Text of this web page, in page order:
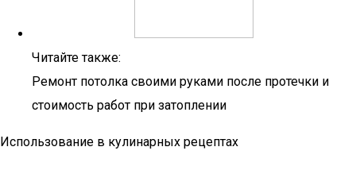
Читайте также:
Ремонт потолка своими руками после протечки и
стоимость работ при затоплении
Использование в кулинарных рецептах